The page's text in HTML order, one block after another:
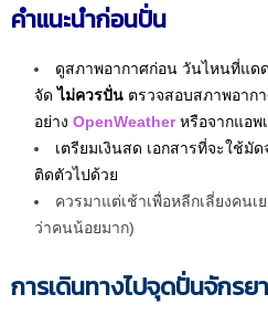
คำแนะนำก่อนปั่น
ดูสภาพอากาศก่อน วันไหนที่แด
จัดไม่ควรปั่น ตรวจสอบสภาพอาก
อย่าง OpenWeather หรือจากแอพ
เตรียมเงินสด เอกสารที่จะใช้มั
ติดตัวไปด้วย
ควรมาแต่เช้าเพื่อหลีกเลี่ยงคน
ว่าคนน้อยมาก)
การเดินทางไปจุดปั่นจักร